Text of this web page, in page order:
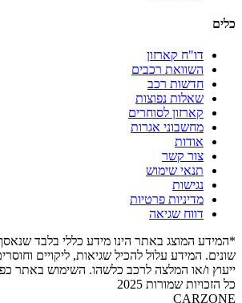
כלים
דו"ח קארזון
השוואת רכבים
חדשות רכב
שאלות נפוצות
קארזון לסוחרים
מחשבוני אגרות
אודות
צור קשר
תנאי שימוש
נגישות
מדיניות פרטיות
דווח שגיאה
*המידע המוצג באתר הינו מידע כללי בלבד
שונים. המידע עלול להכיל שגיאות, ליקויים
ייעוץ ו/או המלצה לרכב כלשהו. השימוש באתר
כל הזכויות שמורות 2025
CARZONE